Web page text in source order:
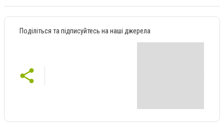
Поділіться та підписуйтесь на наші джерела